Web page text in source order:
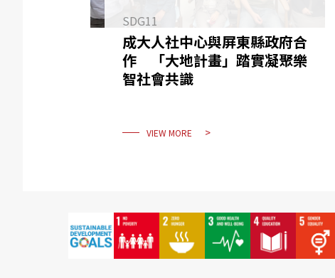
SDG11
成大人社中心與屏東縣政府合
作 「大地計畫」踏實凝聚樂
智社會共識
VIEW MORE